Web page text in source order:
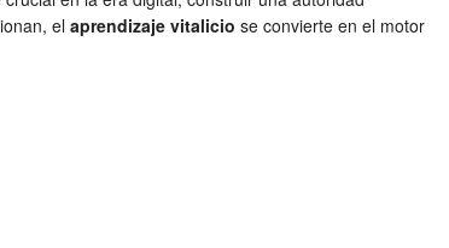
el aprendizaje vitalicio se convierte en el motor